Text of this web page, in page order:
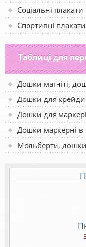
Соціальні плакати
Спортивні плакати
Таблиці для
Дошки магніті,
Дошки для крейди
Дошки для
Дошки маркерні в
Мольберти,